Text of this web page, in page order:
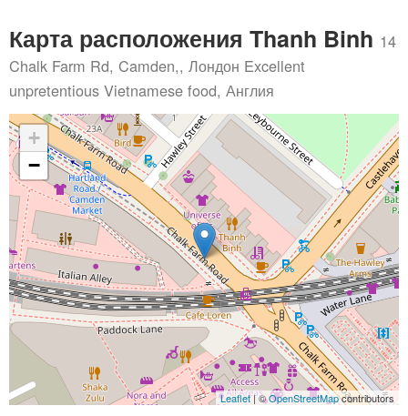
Карта расположения Thanh Binh 14
Chalk Farm Rd, Camden,, Лондон Excellent
unpretentious Vietnamese food, Англия
+
−
Leaflet| ©OpenStreetMapcontributors